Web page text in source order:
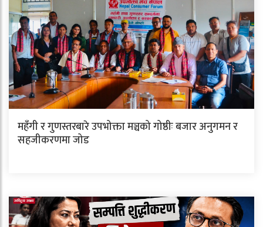
महँगी र गुणस्तरबारे उपभोक्ता मञ्चको गोष्ठीः बजार अनुगमन र
सहजीकरणमा जोड